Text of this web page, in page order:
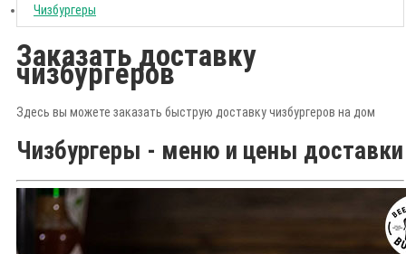
Чизбургеры
Заказать доставку
чизбургеров
Здесь вы можете заказать быструю доставку чизбургеров на дом
Чизбургеры - меню и цены доставки